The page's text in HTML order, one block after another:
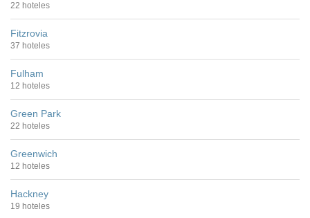
22 hoteles
Fitzrovia
37 hoteles
Fulham
12 hoteles
Green Park
22 hoteles
Greenwich
12 hoteles
Hackney
19 hoteles